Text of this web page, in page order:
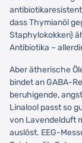
dass Thymianöl
Staphylokokken)
Antibiotika –
Aber ätherische
bindet an GABA-
beruhigende,
Linalool passt so
von Lavendelduft
auslöst. EEG-